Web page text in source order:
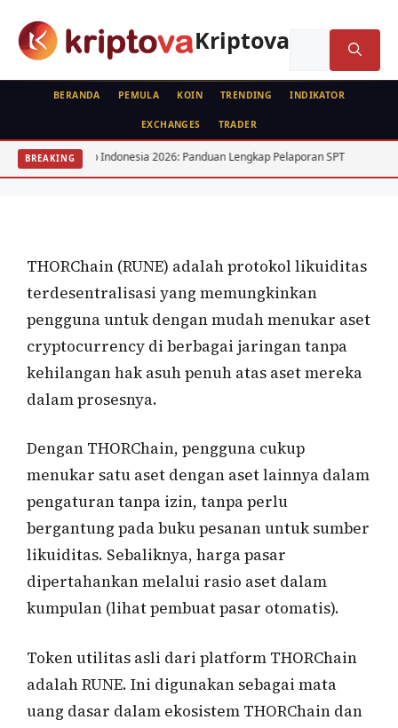
Kriptova
BERANDA PEMULA KOIN TRENDING INDIKATOR
EXCHANGES TRADER
BREAKING
Kripto Indonesia 2026: Panduan Lengkap Pelaporan SPT 15 Saham
KOIN
THORChain (RUNE)
THORChain (RUNE) adalah protokol likuiditas
terdesentralisasi yang memungkinkan
pengguna untuk dengan mudah menukar aset
cryptocurrency di berbagai jaringan tanpa
kehilangan hak asuh penuh atas aset mereka
dalam prosesnya.
Dengan THORChain, pengguna cukup
menukar satu aset dengan aset lainnya dalam
pengaturan tanpa izin, tanpa perlu
bergantung pada buku pesanan untuk sumber
likuiditas. Sebaliknya, harga pasar
dipertahankan melalui rasio aset dalam
kumpulan (lihat pembuat pasar otomatis).
Token utilitas asli dari platform THORChain
adalah RUNE. Ini digunakan sebagai mata
uang dasar dalam ekosistem THORChain dan